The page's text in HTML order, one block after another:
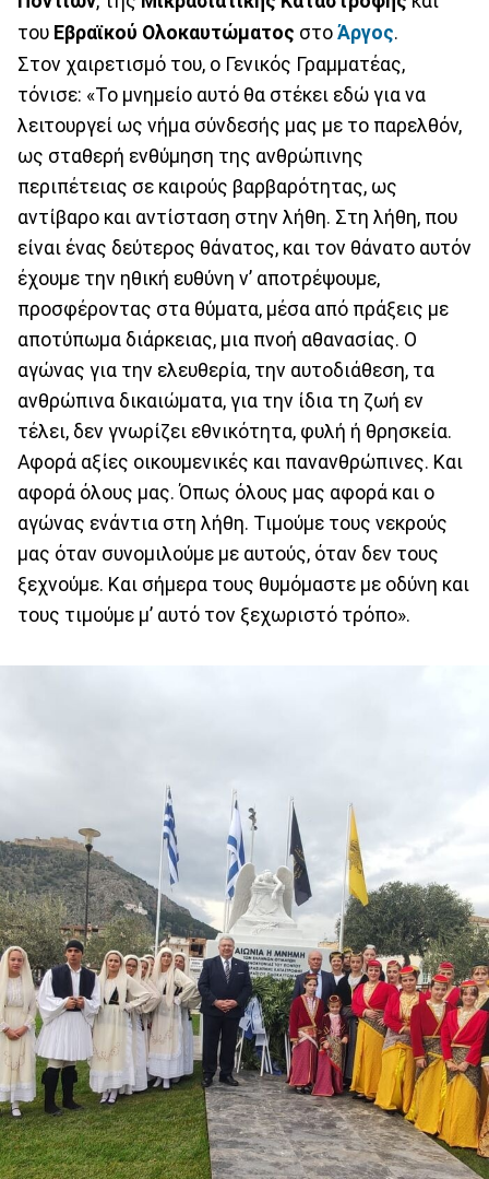
του Εβραϊκού Ολοκαυτώματος στο Άργος.
Στον χαιρετισμό του, ο Γενικός Γραμματέας,
τόνισε: «Το μνημείο αυτό θα στέκει εδώ για να
λειτουργεί ως νήμα σύνδεσής μας με το παρελθόν,
ως σταθερή ενθύμηση της ανθρώπινης
περιπέτειας σε καιρούς βαρβαρότητας, ως
αντίβαρο και αντίσταση στην λήθη. Στη λήθη, που
είναι ένας δεύτερος θάνατος, και τον θάνατο αυτόν
έχουμε την ηθική ευθύνη ν’ αποτρέψουμε,
προσφέροντας στα θύματα, μέσα από πράξεις με
αποτύπωμα διάρκειας, μια πνοή αθανασίας. Ο
αγώνας για την ελευθερία, την αυτοδιάθεση, τα
ανθρώπινα δικαιώματα, για την ίδια τη ζωή εν
τέλει, δεν γνωρίζει εθνικότητα, φυλή ή θρησκεία.
Αφορά αξίες οικουμενικές και πανανθρώπινες. Και
αφορά όλους μας. Όπως όλους μας αφορά και ο
αγώνας ενάντια στη λήθη. Τιμούμε τους νεκρούς
μας όταν συνομιλούμε με αυτούς, όταν δεν τους
ξεχνούμε. Και σήμερα τους θυμόμαστε με οδύνη και
τους τιμούμε μ’ αυτό τον ξεχωριστό τρόπο».